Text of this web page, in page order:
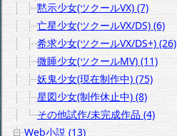
黙示少女(ツクールVX) (7)
亡星少女(ツクールVX/DS) (6)
希求少女(ツクールVX/DS+) (26)
微睡少女(ツクールMV) (11)
妖鬼少女(現在制作中) (75)
星図少女(制作休止中) (8)
その他試作/未完成作品 (4)
Web小説 (13)